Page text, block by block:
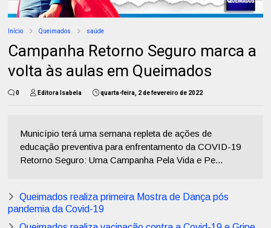
Início Queimados saúde
Campanha Retorno Seguro marca a
volta às aulas em Queimados
0 Editora Isabela quarta-feira, 2 de fevereiro de 2022
Município terá uma semana repleta de ações de
educação preventiva para enfrentamento da COVID-19
Retorno Seguro: Uma Campanha Pela Vida e Pe...
Queimados realiza primeira Mostra de Dança pós
pandemia da Covid-19